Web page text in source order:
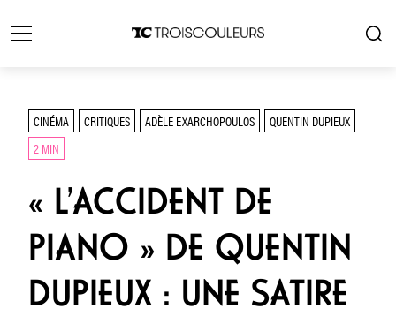
CINÉMA CRITIQUES ADÈLE EXARCHOPOULOS
QUENTIN DUPIEUX
2 MIN
« L’ACCIDENT DE
PIANO » DE QUENTIN
DUPIEUX : UNE SATIRE